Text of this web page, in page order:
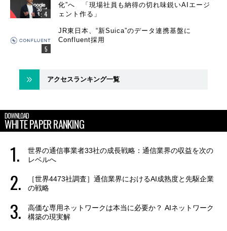
化”へ 「現場社員も納得の切れ味鋭いAIエージ
ェント作る」
JR東日本、“新Suica”のデータ連携基盤に
Confluent採用
アクセスランキング一覧
DOWNLOAD
WHITE PAPER RANKING
世界の通信事業者33社の成長戦略：通信業界の収益を次の
レベルへ
［世界4473社調査］通信業界におけるAI成熟度と先駆企業
の戦略
高価な専用ネットワークは本当に必要か？ AIネットワーク
構築の現実解